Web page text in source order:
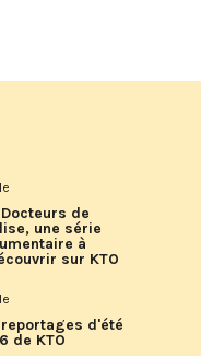
de
une série
à
sur KTO
reportages d'été
de KTO